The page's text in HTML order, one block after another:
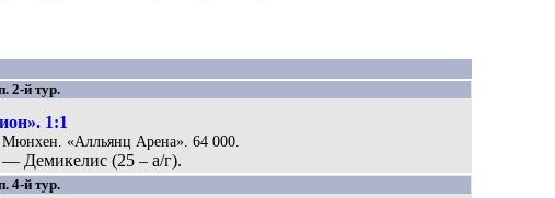
2-й тур.
1:1
Мюнхен. «Алльянц Арена». 64 000.
— Демикелис (25 – а/г).
4-й тур.